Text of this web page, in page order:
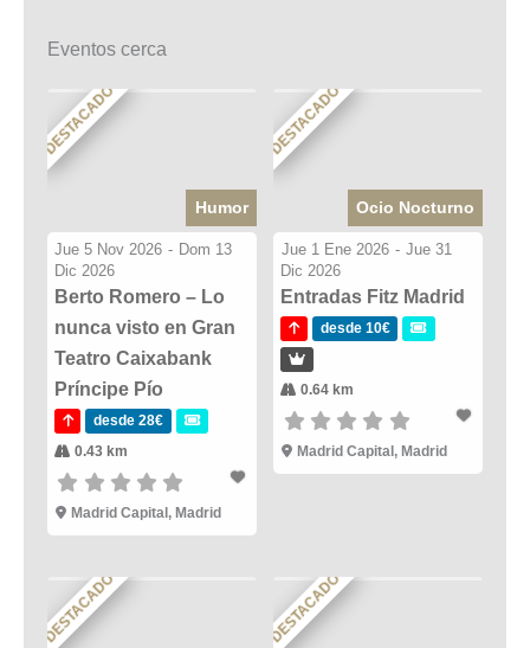
Eventos cerca
DESTACADO
Humor
Jue 5 Nov 2026 - Dom 13
Dic 2026
Berto Romero – Lo
nunca visto en Gran
Teatro Caixabank
Príncipe Pío
desde 28€
0.43 km
Madrid Capital, Madrid
DESTACADO
Ocio Nocturno
Jue 1 Ene 2026 - Jue 31
Dic 2026
Entradas Fitz Madrid
desde 10€
0.64 km
Madrid Capital, Madrid
DESTACADO DESTACADO